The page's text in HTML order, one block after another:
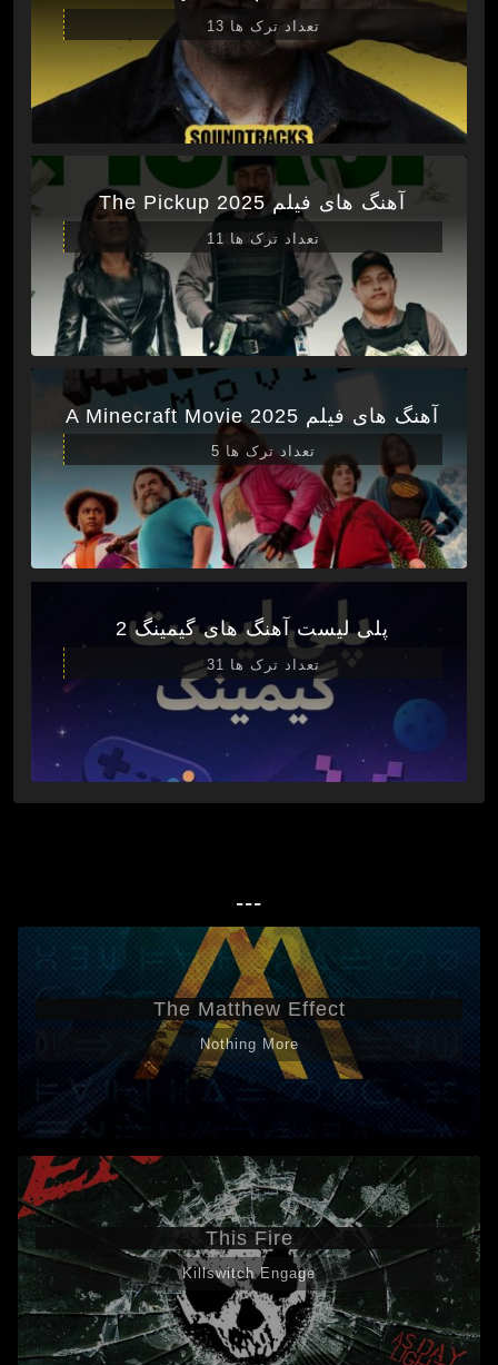
تعداد ترک ها 13
آهنگ های فیلم The Pickup 2025
تعداد ترک ها 11
آهنگ های فیلم A Minecraft Movie 2025
تعداد ترک ها 5
پلی لیست آهنگ های گیمینگ 2
تعداد ترک ها 31
---
The Matthew Effect
Nothing More
This Fire
Killswitch Engage